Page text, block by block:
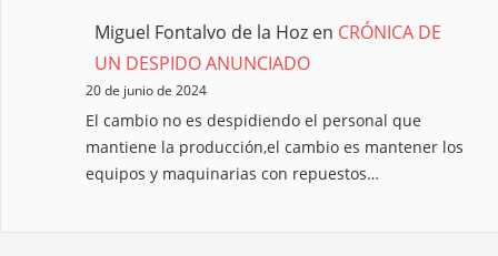
Miguel Fontalvo de la Hoz en CRÓNICA DE
UN DESPIDO ANUNCIADO
20 de junio de 2024
El cambio no es despidiendo el personal que
mantiene la producción,el cambio es mantener los
equipos y maquinarias con repuestos…